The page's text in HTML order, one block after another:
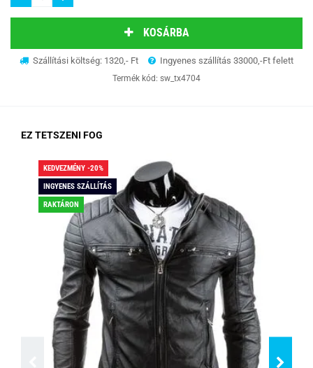
KOSÁRBA
Szállítási költség: 1320,- Ft Ingyenes szállítás 33000,-Ft felett
Termék kód: sw_tx4704
EZ TETSZENI FOG
KEDVEZMÉNY -20%
INGYENES SZÁLLÍTÁS
RAKTÁRON